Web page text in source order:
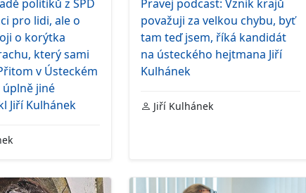
politiků z SPD
pro lidi, ale o
o korýtka
který sami
v Ústeckém
jiné
Jiří Kulhánek
Pravej podcast: Vznik krajů
považuji za velkou chybu, byť
tam teď jsem, říká kandidát
na ústeckého hejtmana Jiří
Kulhánek
Jiří Kulhánek